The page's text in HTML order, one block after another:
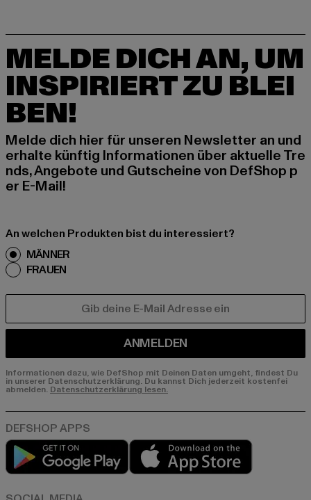
MELDE DICH AN, UM
INSPIRIERT ZU BLEI
BEN!
Melde dich hier für unseren Newsletter an und
erhalte künftig Informationen über aktuelle Tre
nds, Angebote und Gutscheine von DefShop p
er E-Mail!
An welchen Produkten bist du interessiert?
MÄNNER
FRAUEN
ANMELDEN
Informationen dazu, wie DefShop mit Deinen Daten umgeht, findest Du
in unserer Datenschutzerklärung. Du kannst Dich jederzeit kostenfei
abmelden. Datenschutzerklärung lesen.
Play market